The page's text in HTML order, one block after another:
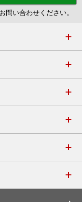
問い合わせください。